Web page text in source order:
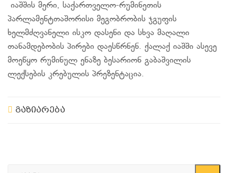
იაშშის მერი, საქართველო-რუმინეთის
პარლამენტთაშორისი მეგობრობის ჯგუფის
ხელმძღვანელი ისკო დასენი და სხვა მაღალი
თანამდებობის პირები დაესწრნენ. ქალაქ იაშში ასევე
მოეწყო რუმინულ ენაზე ბესარიონ გაბაშვილის
ლექსების კრებულის პრეზენტაცია.
გაზიარება